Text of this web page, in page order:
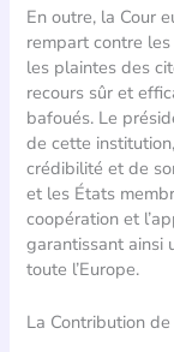
En outre, la Cour
rempart contre
les plaintes des
recours sûr et
bafoués. Le
de cette
crédibilité et de
et les États
coopération et
garantissant ainsi
toute l’Europe.
La Contribution